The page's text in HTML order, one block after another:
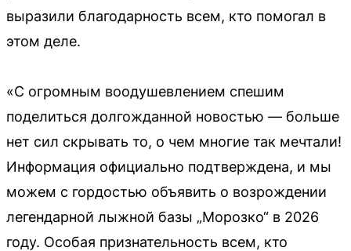
выразили благодарность всем, кто помогал в
этом деле.
«С огромным воодушевлением спешим
поделиться долгожданной новостью — больше
нет сил скрывать то, о чем многие так мечтали!
Информация официально подтверждена, и мы
можем с гордостью объявить о возрождении
легендарной лыжной базы „Морозко“ в 2026
году. Особая признательность всем, кто